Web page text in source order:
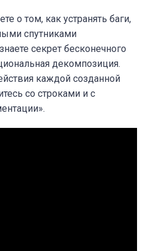
о том, как устранять баги,
спутниками
секрет бесконечного
декомпозиция.
каждой созданной
со строками и с